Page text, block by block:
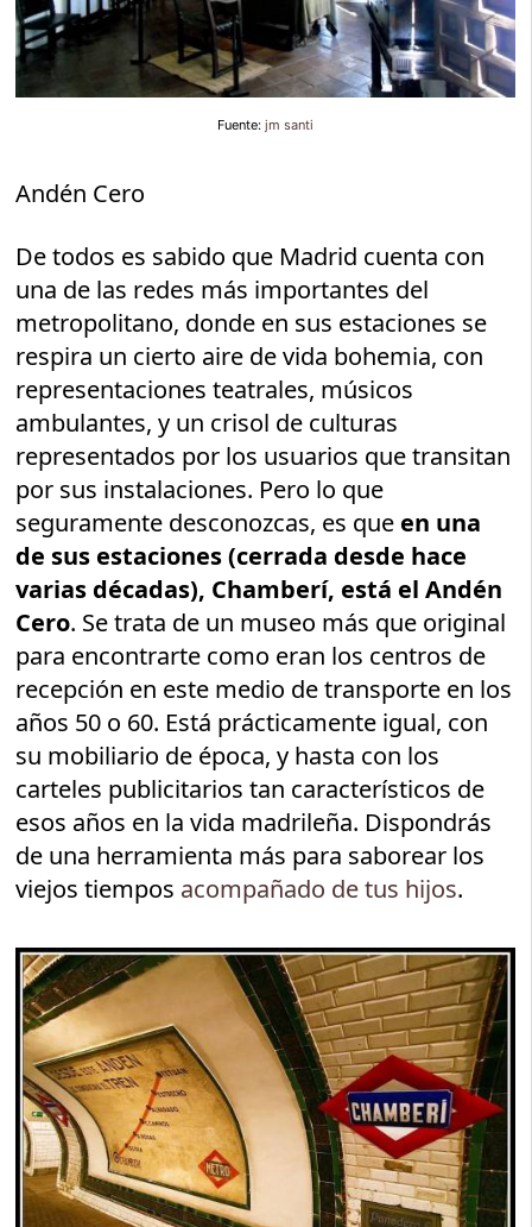
Fuente: jm santi
Andén Cero
De todos es sabido que Madrid cuenta con
una de las redes más importantes del
metropolitano, donde en sus estaciones se
respira un cierto aire de vida bohemia, con
representaciones teatrales, músicos
ambulantes, y un crisol de culturas
representados por los usuarios que transitan
por sus instalaciones. Pero lo que
seguramente desconozcas, es que en una
de sus estaciones (cerrada desde hace
varias décadas), Chamberí, está el Andén
Cero. Se trata de un museo más que original
para encontrarte como eran los centros de
recepción en este medio de transporte en los
años 50 o 60. Está prácticamente igual, con
su mobiliario de época, y hasta con los
carteles publicitarios tan característicos de
esos años en la vida madrileña. Dispondrás
de una herramienta más para saborear los
viejos tiempos acompañado de tus hijos.